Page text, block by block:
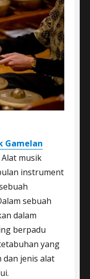
Gamelan
Alat musik
instrument
sebuah
dalam
berpadu
yang
dan jenis alat